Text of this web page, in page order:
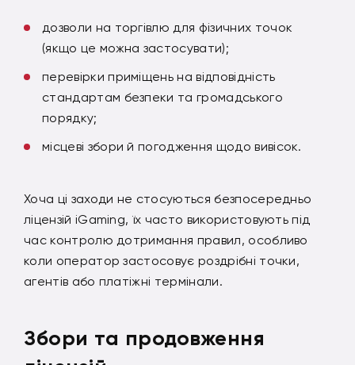
дозволи на торгівлю для фізичних точок
(якщо це можна застосувати);
перевірки приміщень на відповідність
стандартам безпеки та громадського
порядку;
місцеві збори й погодження щодо вивісок.
Хоча ці заходи не стосуються безпосередньо
ліцензій iGaming, їх часто використовують під
час контролю дотримання правил, особливо
коли оператор застосовує роздрібні точки,
агентів або платіжні термінали.
Збори та продовження